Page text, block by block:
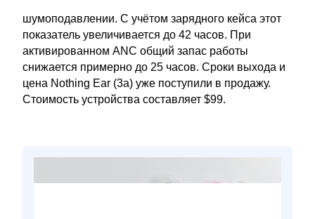
шумоподавлении. С учётом зарядного кейса этот
показатель увеличивается до 42 часов. При
активированном ANC общий запас работы
снижается примерно до 25 часов. Сроки выхода и
цена Nothing Ear (3a) уже поступили в продажу.
Стоимость устройства составляет $99.